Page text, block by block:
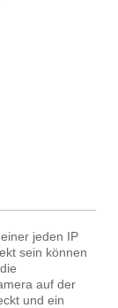
jeden IP
sein können
auf der
und ein